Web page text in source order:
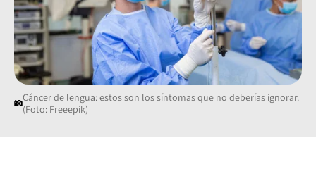
Cáncer de lengua: estos son los síntomas que no deberías ignorar.
(Foto: Freeepik)